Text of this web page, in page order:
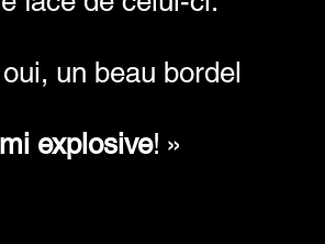
un beau bordel
explosive! »